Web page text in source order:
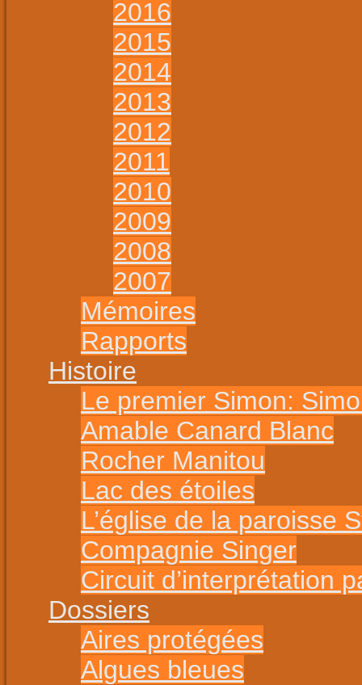
2016
2015
2014
2013
2012
2011
2010
2009
2008
2007
Mémoires
Rapports
Histoire
Le premier Simon:
Amable Canard Blanc
Rocher Manitou
Lac des étoiles
L’église de la paroisse
Compagnie Singer
Circuit d’interprétation
Dossiers
Aires protégées
Algues bleues